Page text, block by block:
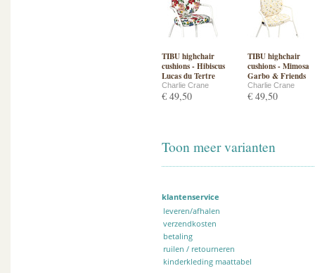
TIBU highchair
cushions - Hibiscus
Lucas du Tertre
Charlie Crane
€ 49,50
TIBU highchair
cushions - Mimosa
Garbo & Friends
Charlie Crane
€ 49,50
Toon meer varianten
klantenservice
leveren/afhalen
verzendkosten
betaling
ruilen / retourneren
kinderkleding maattabel